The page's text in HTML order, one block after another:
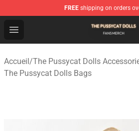
FREE shipping on orders
Open menu
The Pussycat Dolls Shop -
Accueil/The Pussycat Dolls
The Pussycat Dolls Bags